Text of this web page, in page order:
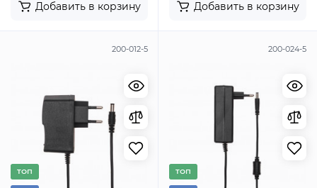
Добавить в корзину Добавить в корзину
200-012-5
TОП
200-024-5
TОП